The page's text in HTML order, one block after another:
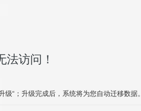
访问！
“；升级完成后，系统将为您自动迁移数据。